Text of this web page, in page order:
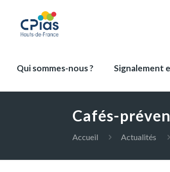
Qui sommes-nous ? Signalement
Cafés-
Accueil Actualités